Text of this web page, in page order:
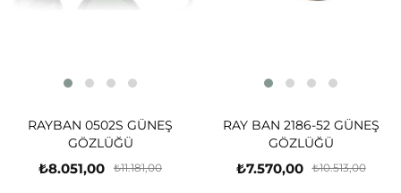
RAYBAN 0502S GÜNEŞ
GÖZLÜĞÜ
₺8.051,00 ₺11.181,00
RAY BAN 2186-52 GÜNEŞ
GÖZLÜĞÜ
₺7.570,00 ₺10.513,00